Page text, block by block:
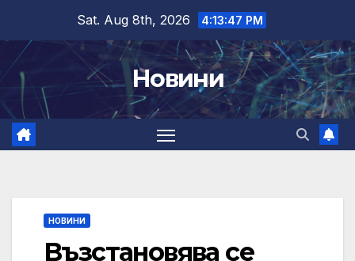
content
Sat. Aug 8th, 2026 4:13:47 PM
Новини
НОВИНИ
Възстановява се